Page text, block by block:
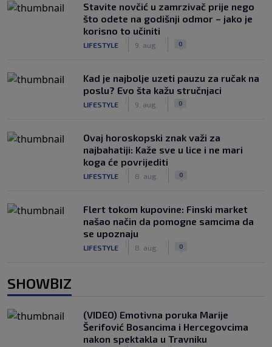
Stavite novčić u zamrzivač prije nego
što odete na godišnji odmor – jako je
korisno to učiniti
LIFESTYLE 9. aug. 0
Kad je najbolje uzeti pauzu za ručak na
poslu? Evo šta kažu stručnjaci
LIFESTYLE 9. aug. 0
Ovaj horoskopski znak važi za
najbahatiji: Kaže sve u lice i ne mari
koga će povrijediti
LIFESTYLE 8. aug. 0
Flert tokom kupovine: Finski market
našao način da pomogne samcima da
se upoznaju
LIFESTYLE 8. aug. 0
SHOWBIZ
(VIDEO) Emotivna poruka Marije
Šerifović Bosancima i Hercegovcima
nakon spektakla u Travniku